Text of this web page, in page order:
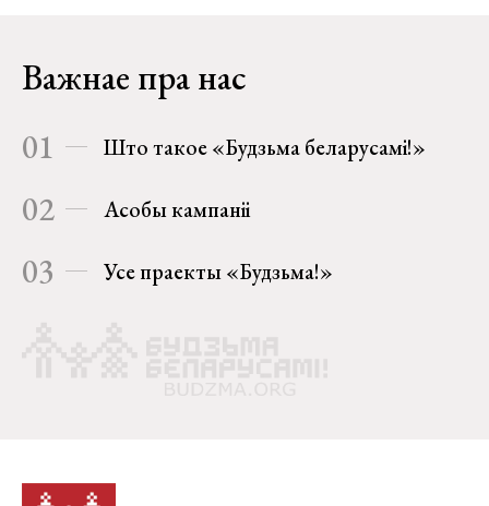
Важнае пра нас
01 Што такое «Будзьма беларусамі!»
02 Асобы кампаніі
03 Усе праекты «Будзьма!»